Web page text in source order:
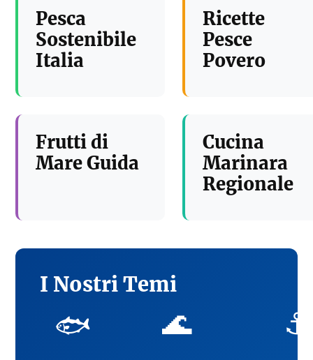
Pesca
Sostenibile
Italia
Ricette
Pesce
Povero
Frutti di
Mare Guida
Cucina
Marinara
Regionale
I Nostri Temi
🐟 🌊 ⚓